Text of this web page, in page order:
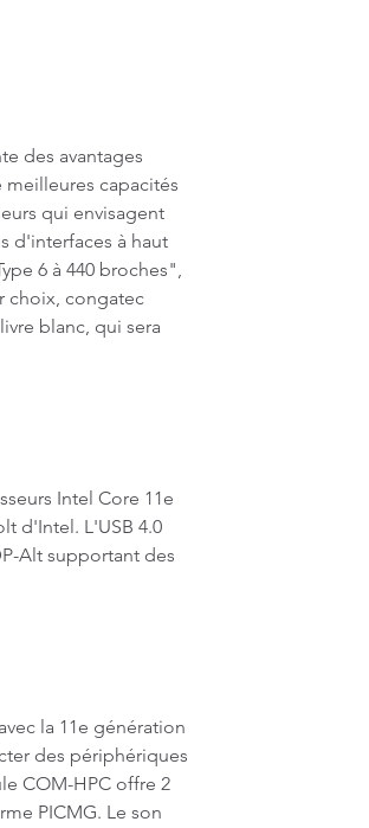
des avantages
capacités
qui envisagent
d'interfaces à haut
6 à 440 broches",
choix, congatec
blanc, qui sera
Intel Core 11e
d'Intel. L'USB 4.0
Alt supportant des
la 11e génération
des périphériques
COM-HPC offre 2
PICMG. Le son